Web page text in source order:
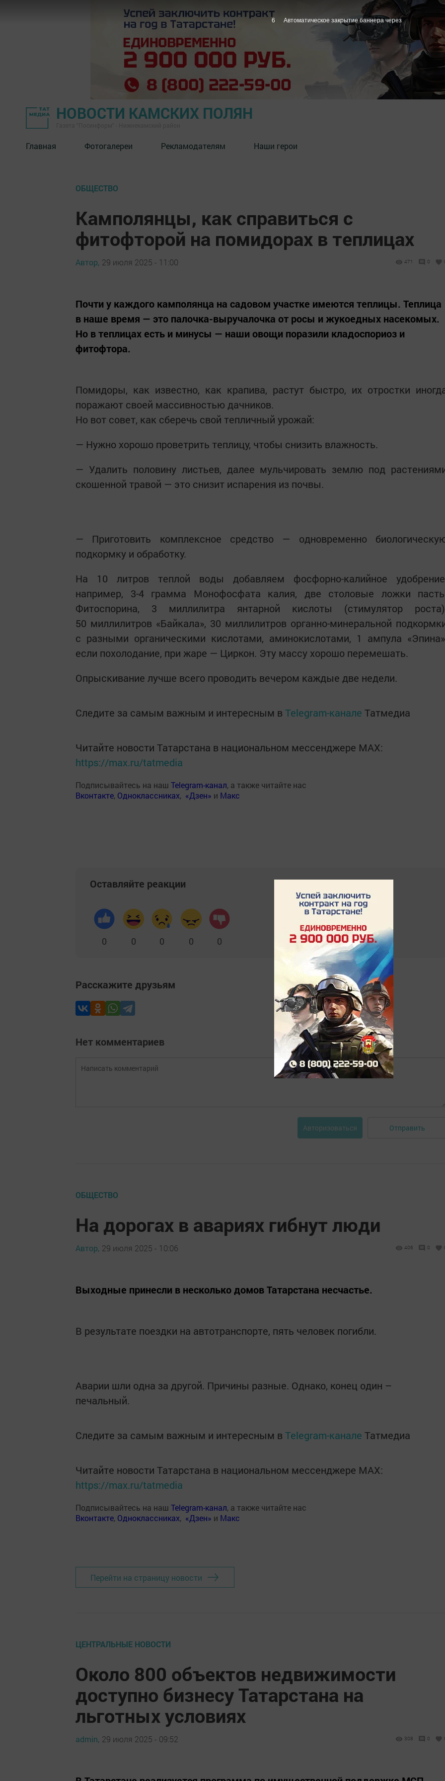
НОВОСТИ КАМСКИХ ПОЛЯН
Главная Фотогалереи Рекламодателям Наши герои
ОБЩЕСТВО
Камполянцы, как справиться с
фитофторой на помидорах в теплицах
Автор, 29 июля 2025 - 11:00 471 0
Почти у каждого камполянца на садовом участке имеются теплицы. Теплица
в наше время — это палочка-выручалочка от росы и жукоедных насекомых.
Но в теплицах есть и минусы — наши овощи поразили кладоспориоз и
фитофтора.
Помидоры, как известно, как крапива, растут быстро, их отростки
поражают своей массивностью дачников.
Но вот совет, как сберечь свой тепличный урожай:
— Нужно хорошо проветрить теплицу, чтобы снизить влажность.
— Удалить половину листьев, далее мульчировать землю под
скошенной травой — это снизит испарения из почвы.
— Приготовить комплексное средство — одновременно
подкормку и обработку.
На 10 литров теплой воды добавляем фосфорно-калийное
например, 3-4 грамма Монофосфата калия, две столовые ложки
Фитоспорина, 3 миллилитра янтарной кислоты (стимулятор
50 миллилитров «Байкала», 30 миллилитров органно-минеральной
с разными органическими кислотами, аминокислотами, 1 ампула
если похолодание, при жаре — Циркон. Эту массу хорошо перемешать.
Опрыскивание лучше всего проводить вечером каждые две недели.
Следите за самым важным и интересным в Telegram-канале Татмедиа
Читайте новости Татарстана в национальном мессенджере MАХ:
https://max.ru/tatmedia
Подписывайтесь на наш Telegram-канал, а также читайте нас
Вконтакте, Одноклассниках, «Дзен» и Макс
Оставляйте реакции
0 0 0 0 0
Расскажите друзьям
Нет комментариев
Авторизоваться Отправить
ОБЩЕСТВО
На дорогах в авариях гибнут люди
Автор, 29 июля 2025 - 10:06 406 0
Выходные принесли в несколько домов Татарстана несчастье.
В результате поездки на автотранспорте, пять человек погибли.
Аварии шли одна за другой. Причины разные. Однако, конец один –
печальный.
Следите за самым важным и интересным в Telegram-канале Татмедиа
Читайте новости Татарстана в национальном мессенджере MАХ:
https://max.ru/tatmedia
Подписывайтесь на наш Telegram-канал, а также читайте нас
Вконтакте, Одноклассниках, «Дзен» и Макс
Перейти на страницу новости
ЦЕНТРАЛЬНЫЕ НОВОСТИ
Около 800 объектов недвижимости
доступно бизнесу Татарстана на
льготных условиях
admin, 29 июля 2025 - 09:52 308 0
5 Автоматическое закрытие баннера через